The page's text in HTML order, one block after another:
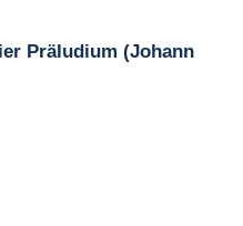
Präludium (Johann